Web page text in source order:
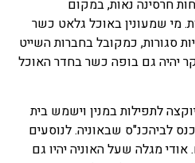
חרסינה נאות, במקום
מי שמעונין באוכל גלאט כשר
סגורות, כמקובל בחברות השייט
יהיה גם בופה כשר בחדר האוכל
לתפילות במנין וישמש בית
לביהכנ"ס שבאוניה. לנוסעים
מגלה שעל האוניה יהיו גם